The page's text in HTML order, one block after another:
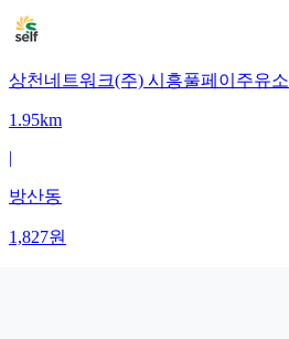
상천네트워크(주) 시흥풀페이주유소
1.95km
|
방산동
1,827원